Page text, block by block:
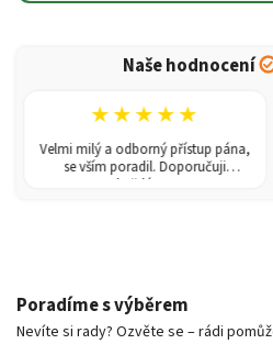
Naše hodnocení
★★★★★
Velmi milý a odborný přístup pána,
se vším poradil. Doporučuji
každému!
Poradíme s výběrem
Nevíte si rady? Ozvěte se – rádi